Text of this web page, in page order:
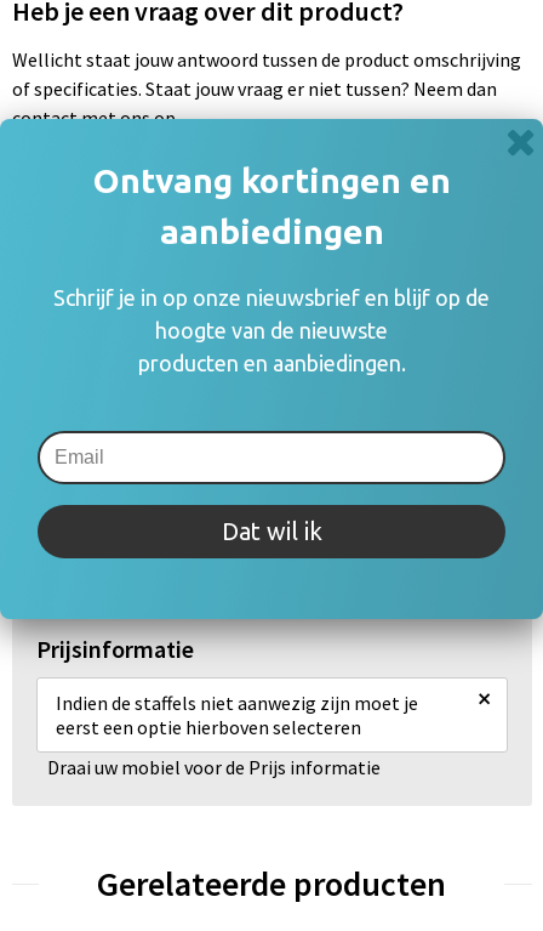
Heb je een vraag over dit product?
Wellicht staat jouw antwoord tussen de product omschrijving
of specificaties. Staat jouw vraag er niet tussen? Neem dan
contact met ons op
Neem contact met ons op
Prijsinformatie
Specificaties
Prijsinformatie
Indien de staffels niet aanwezig zijn moet je
eerst een optie hierboven selecteren
×
Draai uw mobiel voor de Prijs informatie
Gerelateerde producten
Ontvang kortingen en
aanbiedingen
Schrijf je in op onze nieuwsbrief en blijf op de
hoogte van de nieuwste
producten en aanbiedingen.
Dat wil ik